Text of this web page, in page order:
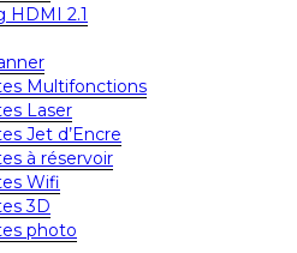
HDMI 2.1
Multifonctions
Laser
Jet d’Encre
à réservoir
Wifi
3D
photo